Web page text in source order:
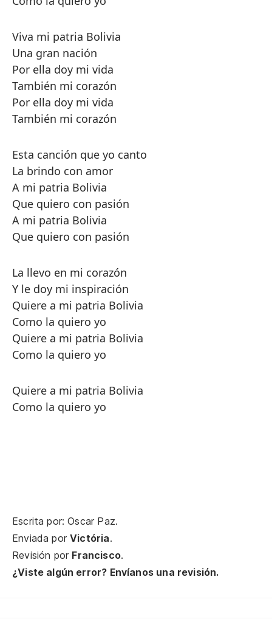
Viva mi patria Bolivia
Una gran nación
Por ella doy mi vida
También mi corazón
Por ella doy mi vida
También mi corazón
Esta canción que yo canto
La brindo con amor
A mi patria Bolivia
Que quiero con pasión
A mi patria Bolivia
Que quiero con pasión
La llevo en mi corazón
Y le doy mi inspiración
Quiere a mi patria Bolivia
Como la quiero yo
Quiere a mi patria Bolivia
Como la quiero yo
Quiere a mi patria Bolivia
Como la quiero yo
Escrita por: Oscar Paz.
Enviada porVictória.
Revisión por Francisco.
¿Viste algún error? Envíanos una revisión.